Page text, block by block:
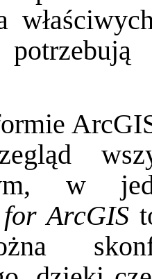
w
ArcGIS